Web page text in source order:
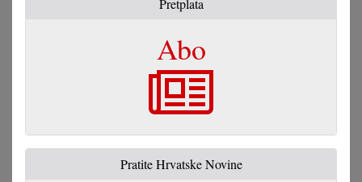
Pretplata
Abo
Pratite Hrvatske Novine